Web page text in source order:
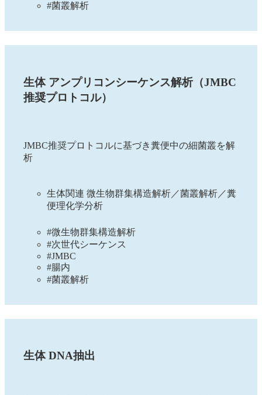
#菌叢解析
生体 アンプリコンシーケンス解析（JMBC
推奨プロトコル）
JMBC推奨プロトコルに基づき糞便中の細菌叢を解
析
生体関連 微生物群集構造解析／菌叢解析／糞
便理化学分析
#微生物群集構造解析
#次世代シーケンス
#JMBC
#腸内
#菌叢解析
生体 DNA抽出